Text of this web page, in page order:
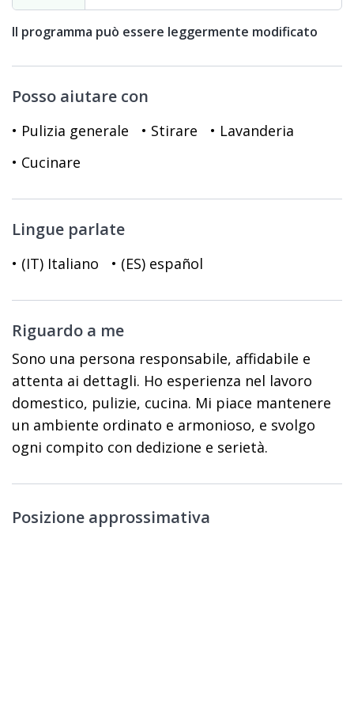
Il programma può essere leggermente modificato
Posso aiutare con
• Pulizia generale • Stirare
• Lavanderia
• Cucinare
Lingue parlate
• (IT) Italiano • (ES) español
Riguardo a me
Sono una persona responsabile, affidabile e
attenta ai dettagli. Ho esperienza nel lavoro
domestico, pulizie, cucina. Mi piace mantenere
un ambiente ordinato e armonioso, e svolgo
ogni compito con dedizione e serietà.
Posizione approssimativa